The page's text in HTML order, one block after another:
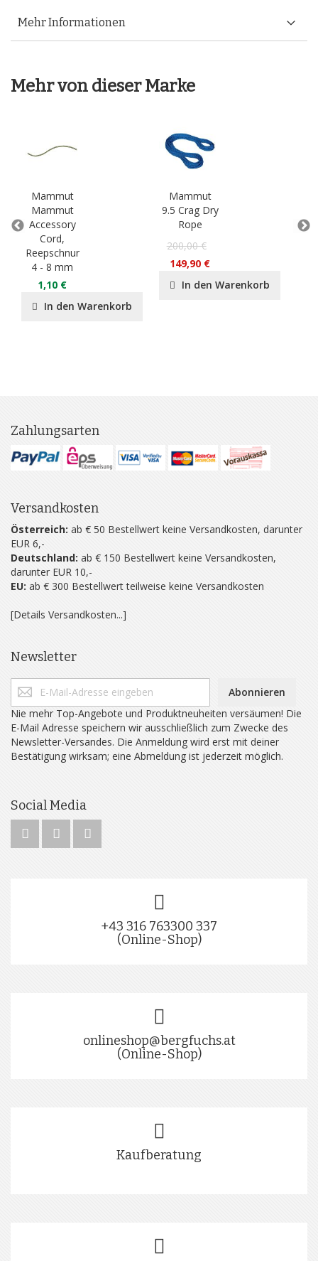
Mehr Informationen
Mehr von dieser Marke
Mammut
Mammut
Accessory
Cord,
Reepschnur
4 - 8 mm
1,10 €
In den Warenkorb
Mammut
9.5 Crag Dry
Rope
200,00 €
149,90 €
In den Warenkorb
Zahlungsarten
Versandkosten
Österreich: ab € 50 Bestellwert keine Versandkosten, darunter
EUR 6,-
Deutschland: ab € 150 Bestellwert keine Versandkosten,
darunter EUR 10,-
EU: ab € 300 Bestellwert teilweise keine Versandkosten
[Details Versandkosten...]
Newsletter
Abonnieren
Nie mehr Top-Angebote und Produktneuheiten versäumen! Die
E-Mail Adresse speichern wir ausschließlich zum Zwecke des
Newsletter-Versandes. Die Anmeldung wird erst mit deiner
Bestätigung wirksam; eine Abmeldung ist jederzeit möglich.
Social Media
+43 316 763300 337
(Online-Shop)
onlineshop@bergfuchs.at
(Online-Shop)
Kaufberatung